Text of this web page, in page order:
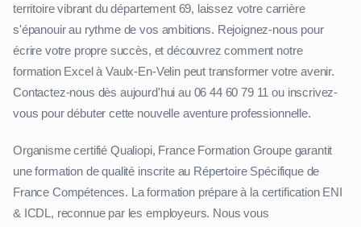
territoire vibrant du département 69, laissez votre carrière
s'épanouir au rythme de vos ambitions. Rejoignez-nous pour
écrire votre propre succès, et découvrez comment notre
formation Excel à Vaulx-En-Velin peut transformer votre avenir.
Contactez-nous dès aujourd'hui au 06 44 60 79 11 ou inscrivez-
vous pour débuter cette nouvelle aventure professionnelle.
Organisme certifié Qualiopi, France Formation Groupe garantit
une formation de qualité inscrite au Répertoire Spécifique de
France Compétences. La formation prépare à la certification ENI
& ICDL, reconnue par les employeurs. Nous vous